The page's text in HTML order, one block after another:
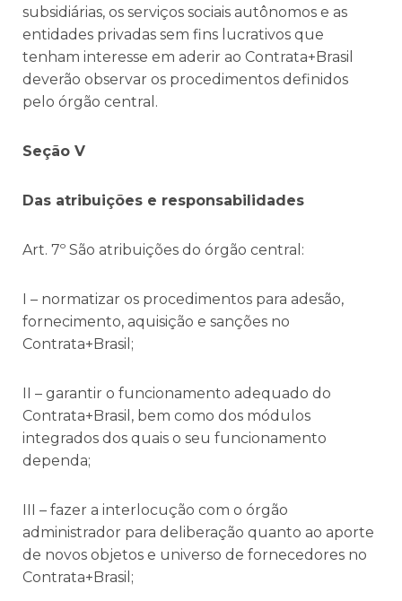
subsidiárias, os serviços sociais autônomos e as
entidades privadas sem fins lucrativos que
tenham interesse em aderir ao Contrata+Brasil
deverão observar os procedimentos definidos
pelo órgão central.
Seção V
Das atribuições e responsabilidades
Art. 7º São atribuições do órgão central:
I – normatizar os procedimentos para adesão,
fornecimento, aquisição e sanções no
Contrata+Brasil;
II – garantir o funcionamento adequado do
Contrata+Brasil, bem como dos módulos
integrados dos quais o seu funcionamento
dependa;
III – fazer a interlocução com o órgão
administrador para deliberação quanto ao aporte
de novos objetos e universo de fornecedores no
Contrata+Brasil;